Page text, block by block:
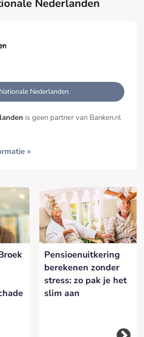
Nederlanden
Nationale Nederlanden
is geen partner van Banken.nl
»
Pensioenuitkering
berekenen zonder
stress: zo pak je het
slim aan